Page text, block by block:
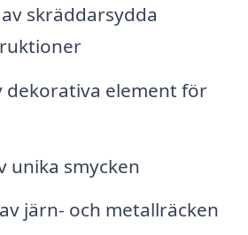
skräddarsydda
dekorativa element för
unika smycken
järn- och metallräcken